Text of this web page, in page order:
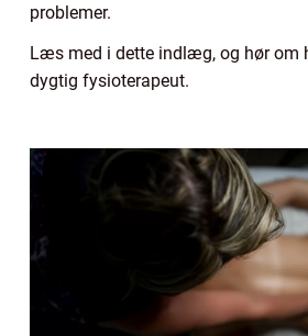
problemer.
Læs med i dette indlæg, og hør om
dygtig fysioterapeut.